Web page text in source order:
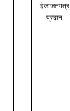
ईजाजतपत्र
प्रदान